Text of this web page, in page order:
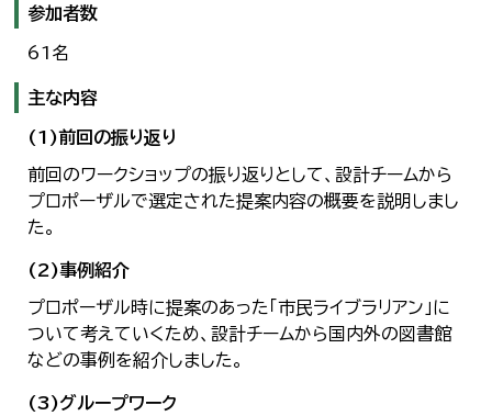
参加者数
61名
主な内容
(1)前回の振り返り
前回のワークショップの振り返りとして、設計チームから
プロポーザルで選定された提案内容の概要を説明しまし
た。
(2)事例紹介
プロポーザル時に提案のあった「市民ライブラリアン」に
ついて考えていくため、設計チームから国内外の図書館
などの事例を紹介しました。
(3)グループワーク